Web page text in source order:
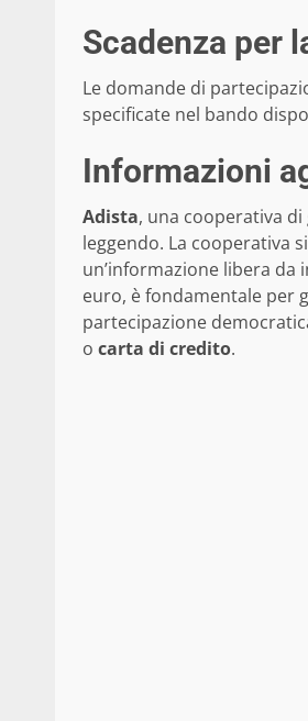
Scadenza per
Le domande di
specificate nel bando
Informazioni
Adista, una cooperativa
leggendo. La cooperativa
un’informazione libera da
euro, è fondamentale per
partecipazione
o carta di credito.